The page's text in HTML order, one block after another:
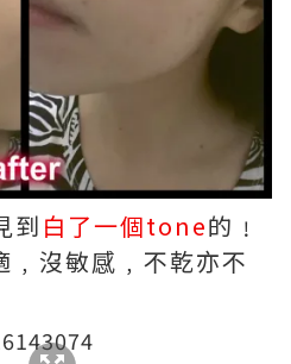
到 白了一個tone的﹗
﹐沒敏感﹐不乾亦不